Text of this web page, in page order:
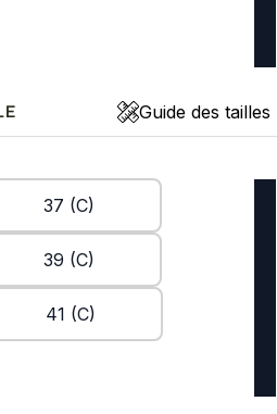
Guide des tailles
37 (C)
39 (C)
41 (C)